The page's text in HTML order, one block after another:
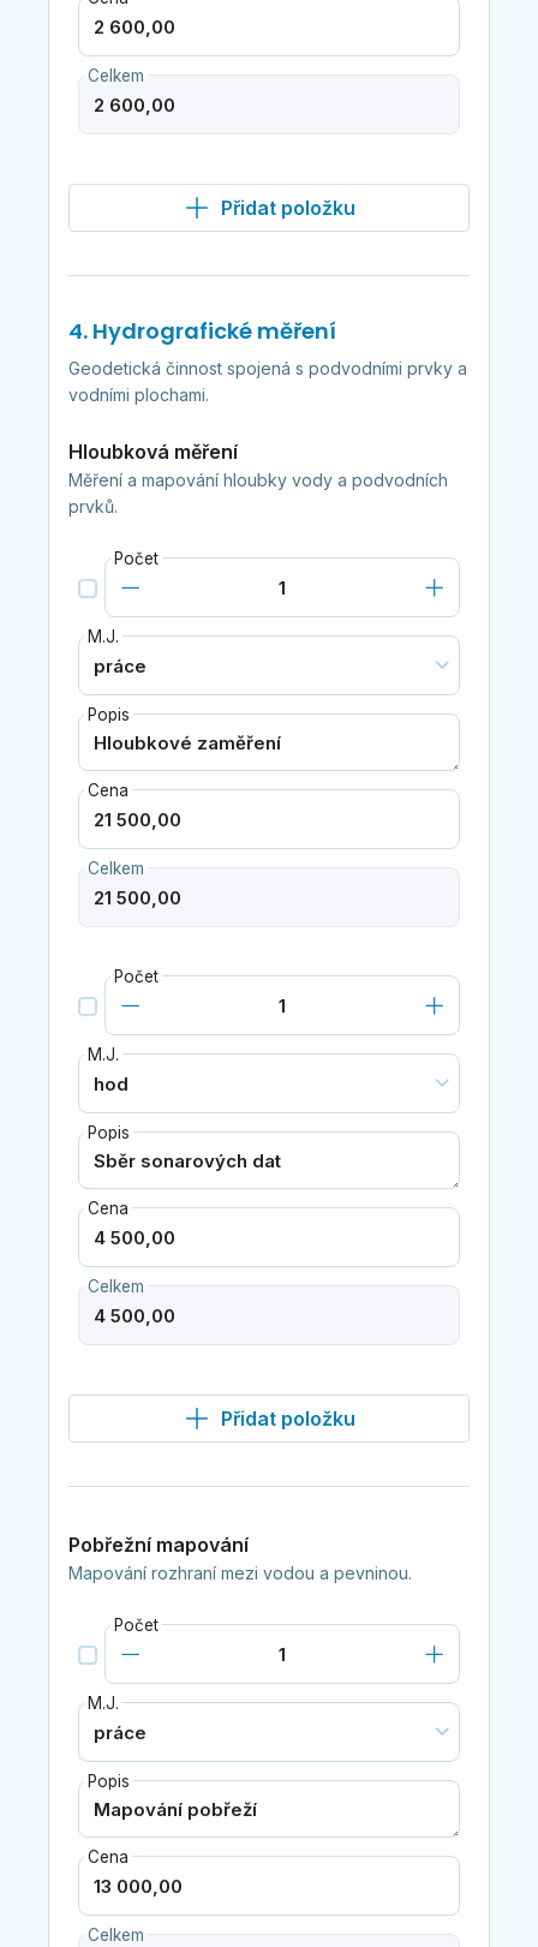
Celkem
Přidat položku
4. Hydrografické měření
Geodetická činnost spojená s podvodními prvky a
vodními plochami.
Hloubková měření
Měření a mapování hloubky vody a podvodních
prvků.
Počet
M.J.
Popis
Cena
Celkem
Počet
M.J.
Popis
Cena
Celkem
Přidat položku
Pobřežní mapování
Mapování rozhraní mezi vodou a pevninou.
Počet
M.J.
Popis
Cena
Celkem